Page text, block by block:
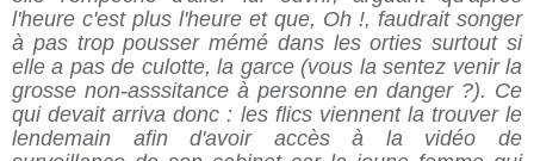
l'heure c'est plus l'heure et que, Oh !, faudrait songer
à pas trop pousser mémé dans les orties surtout si
elle a pas de culotte, la garce (vous la sentez venir la
grosse non-asssitance à personne en danger ?). Ce
qui devait arriva donc : les flics viennent la trouver le
lendemain afin d'avoir accès à la vidéo de